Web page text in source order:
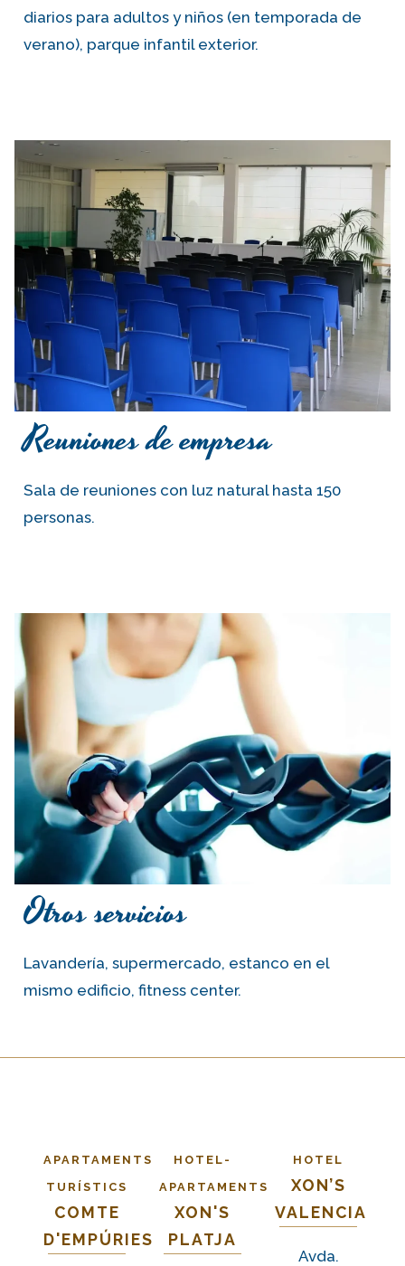
diarios para adultos y niños (en temporada de
verano), parque infantil exterior.
Reuniones de empresa
Sala de reuniones con luz natural hasta 150
personas.
Otros servicios
Lavandería, supermercado, estanco en el
mismo edificio, fitness center.
APARTAMENTS
TURÍSTICS
COMTE
D'EMPÚRIES
HOTEL-
APARTAMENTS
XON'S
PLATJA
HOTEL
XON’S
VALENCIA
Avda.